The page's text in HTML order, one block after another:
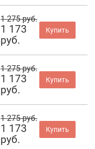
1 275 руб.
1 173
руб.
Купить
1 275 руб.
1 173
руб.
Купить
1 275 руб.
1 173
руб.
Купить